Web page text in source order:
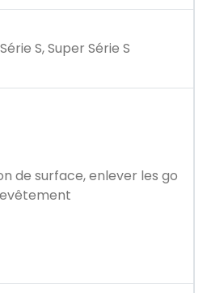
S, Super Série S
de surface, enlever les go